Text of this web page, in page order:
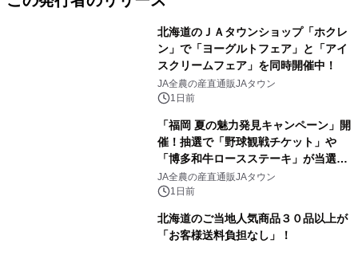
北海道のＪＡタウンショップ「ホクレ
ン」で「ヨーグルトフェア」と「アイ
スクリームフェア」を同時開催中！
JA全農の産直通販JAタウン
1日前
「福岡 夏の魅力発見キャンペーン」開
催！抽選で「野球観戦チケット」や
「博多和牛ロースステーキ」が当選！
さらに500円クーポンプレゼント～Ｊ
Ａタウン「博多うまかショップ」で８
月１１日まで～
JA全農の産直通販JAタウン
1日前
北海道のご当地人気商品３０品以上が
「お客様送料負担なし」！